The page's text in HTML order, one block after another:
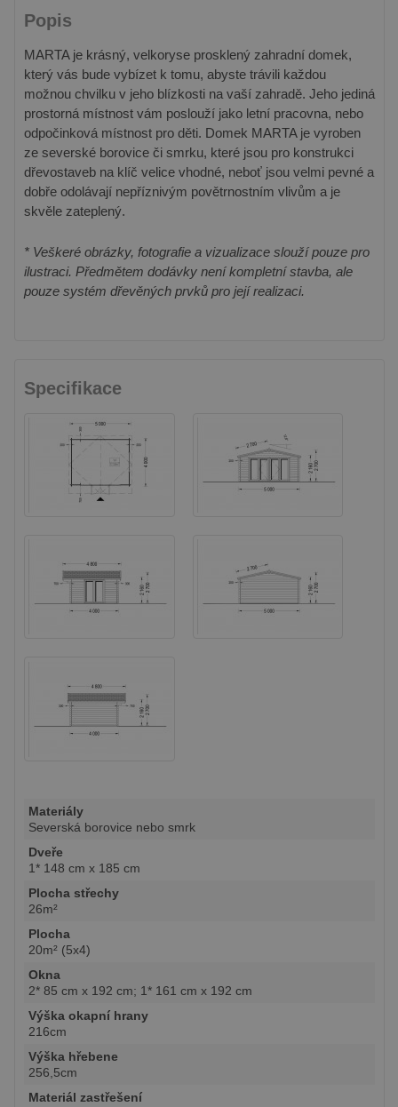
Popis
MARTA je krásný, velkoryse prosklený zahradní domek,
který vás bude vybízet k tomu, abyste trávili každou
možnou chvilku v jeho blízkosti na vaší zahradě. Jeho jediná
prostorná místnost vám poslouží jako letní pracovna, nebo
odpočinková místnost pro děti. Domek MARTA je vyroben
ze severské borovice či smrku, které jsou pro konstrukci
dřevostaveb na klíč velice vhodné, neboť jsou velmi pevné a
dobře odolávají nepříznivým povětrnostním vlivům a je
skvěle zateplený.
* Veškeré obrázky, fotografie a vizualizace slouží pouze pro
ilustraci. Předmětem dodávky není kompletní stavba, ale
pouze systém dřevěných prvků pro její realizaci.
Specifikace
Materiály
Severská borovice nebo smrk
Dveře
1* 148 cm x 185 cm
Plocha střechy
26m²
Plocha
20m² (5x4)
Okna
2* 85 cm x 192 cm; 1* 161 cm x 192 cm
Výška okapní hrany
216cm
Výška hřebene
256,5cm
Materiál zastřešení